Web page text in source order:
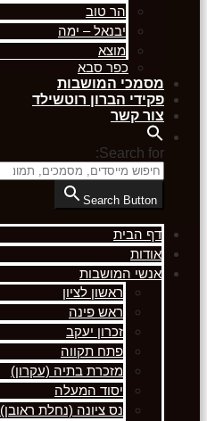
הר טוב
יבנאל – ימה
מוצא
כפר סבא
מסמכי המושבות
פקידי הברון רוטשילד
צור קשר
Search for:
Search Button
דף הבית
אודות
אנשי המושבות
ראשון לציון
ראש פינה
זכרון יעקב
פתח תקווה
מזכרת בתיה (עקרון)
יסוד המעלה
נס ציונה (נחלת ראובן)